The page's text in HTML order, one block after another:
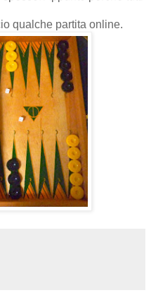
qualche partita online.